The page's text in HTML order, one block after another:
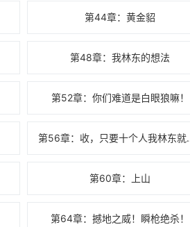
第44章：黄金貂
第48章：我林东的想法
第52章：你们难道是白眼狼嘛！
第56章：
第60章：上山
第64章：撼地之威！瞬枪绝杀！